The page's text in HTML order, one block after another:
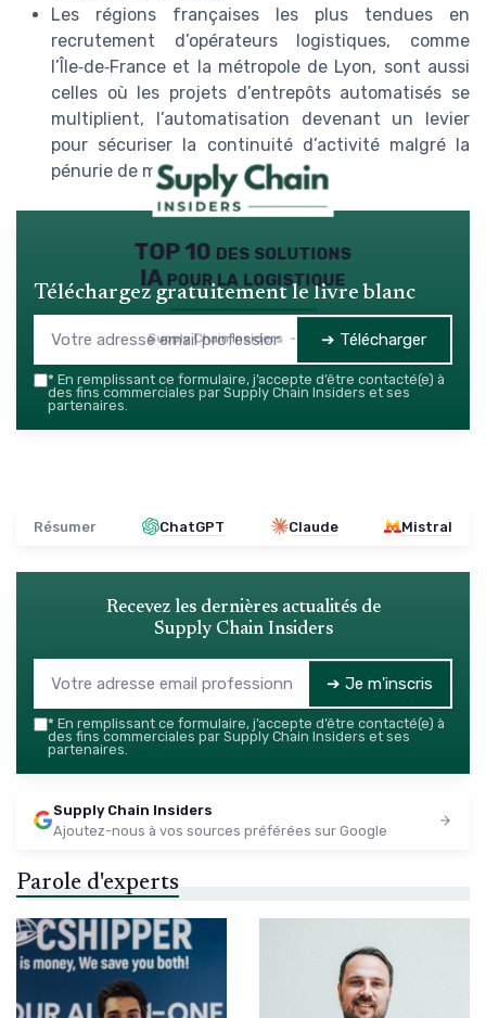
Les régions françaises les plus tendues en
recrutement d’opérateurs logistiques, comme
l’Île‑de‑France et la métropole de Lyon, sont aussi
celles où les projets d’entrepôts automatisés se
multiplient, l’automatisation devenant un levier
pour sécuriser la continuité d’activité malgré la
pénurie de main d’œuvre.
TOP 10 des solutions
IA pour la logistique
Supply Chain Insiders — 2026
Téléchargez gratuitement le livre blanc
➔ Télécharger
* En remplissant ce formulaire, j’accepte d’être contacté(e) à
des fins commerciales par Supply Chain Insiders et ses
partenaires.
Résumer ChatGPT Claude Mistral
Recevez les dernières actualités de
Supply Chain Insiders
➔ Je m'inscris
* En remplissant ce formulaire, j’accepte d’être contacté(e) à
des fins commerciales par Supply Chain Insiders et ses
partenaires.
Supply Chain Insiders
Ajoutez-nous à vos sources préférées sur Google
Parole d'experts